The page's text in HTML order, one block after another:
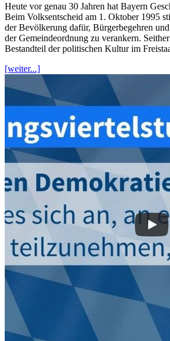
Heute vor genau 30 Jahren hat Bayern
Beim Volksentscheid am 1. Oktober 1995
der Bevölkerung dafür, Bürgerbegehren
der Gemeindeordnung zu verankern.
Bestandteil der politischen Kultur im
[weiter...]